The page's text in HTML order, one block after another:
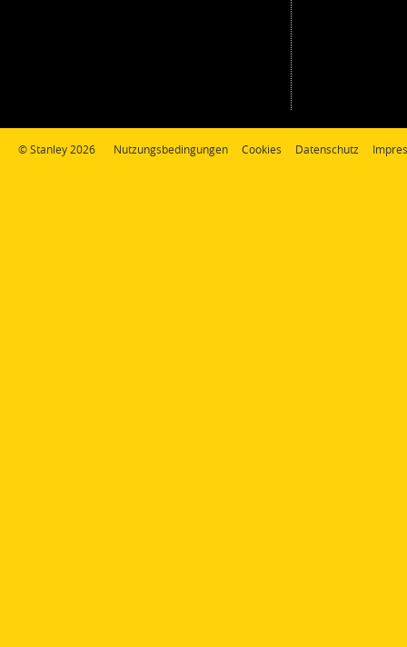
© Stanley 2026 Nutzungsbedingungen Cookies Datenschutz